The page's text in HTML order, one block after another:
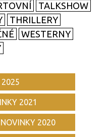
TALKSHOW
THRILLERY
WESTERNY
2025
2021
2020